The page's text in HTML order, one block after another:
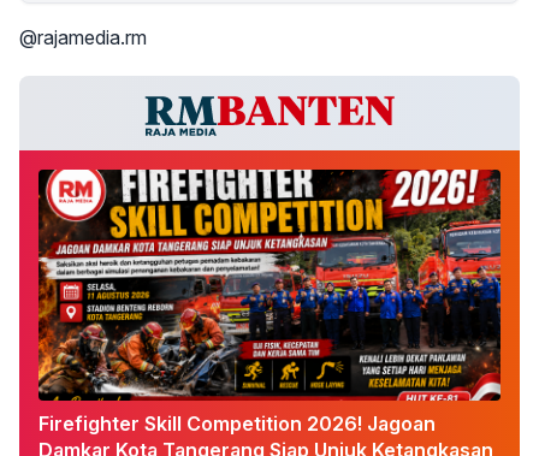
@rajamedia.rm
Firefighter Skill Competition 2026! Jagoan
Damkar Kota Tangerang Siap Unjuk Ketangkasan